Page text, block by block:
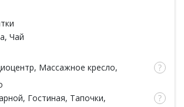
Чай
Массажное кресло,
Гостиная, Тапочки,